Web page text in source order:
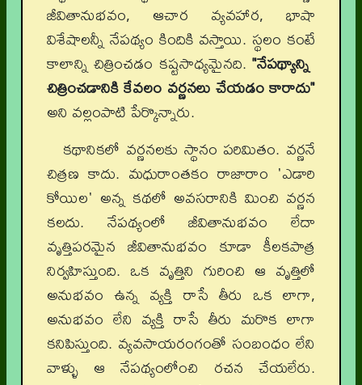
జీవితానుభవం, ఆచార వ్యవహార, భాషా
విశేషాలన్నీ నేపథ్యం కిందికి వస్తాయి. స్థలం కంటే
కాలాన్ని చిత్రించడం కష్టసాధ్యమైనది. "నేపథ్యాన్ని
చిత్రించడానికి కేవలం వర్ణనలు చేయడం కారాదు"
అని వల్లంపాటి పేర్కొన్నారు.
కథానికలో వర్ణనలకు స్థానం పరిమితం. వర్ణనే
చిత్రణ కాదు. మధురాంతకం రాజారాం 'ఎడారి
కోయిల' అన్న కథలో అవసరానికి మించి వర్ణన
కలదు. నేపథ్యంలో జీవితానుభవం లేదా
వృత్తిపరమైన జీవితానుభవం కూడా కీలకపాత్ర
నిర్వహిస్తుంది. ఒక వృత్తిని గురించి ఆ వృత్తిలో
అనుభవం ఉన్న వ్యక్తి రాసే తీరు ఒక లాగా,
అనుభవం లేని వ్యక్తి రాసే తీరు మరొక లాగా
కనిపిస్తుంది. వ్యవసాయరంగంతో సంబంధం లేని
వాళ్ళు ఆ నేపథ్యంలోంచి రచన చేయలేరు.